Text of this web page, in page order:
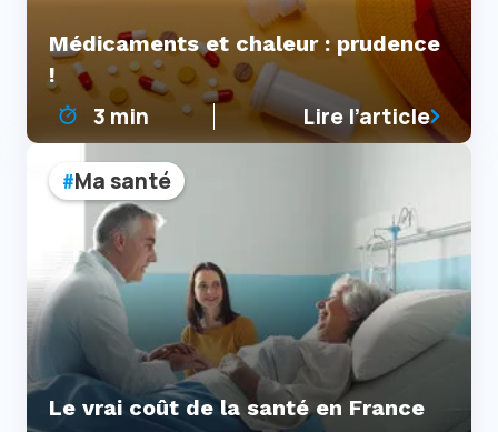
Médicaments et chaleur : prudence
!
3 min Lire l’article
Le vrai coût de la santé en France
Ma santé